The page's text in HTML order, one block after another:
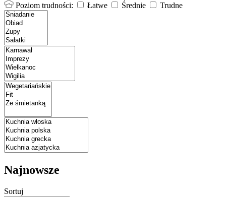
Poziom trudności:
Łatwe Średnie Trudne
Najnowsze
Sortuj